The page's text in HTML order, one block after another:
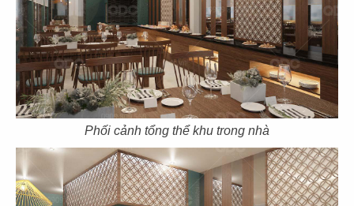
Phối cảnh tổng thể khu trong nhà
75
HẢI SẢN HOÀNG GIA
CN Mũi Né
76
HẢI SẢN HOÀNG GIA
CN Lý Tự Trọng
77 78